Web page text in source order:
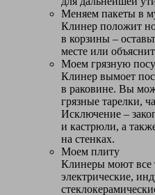
Меняем пакеты в
Клинер положит
в корзины –
месте или
Моем грязную
Клинер вымоет
в раковине. Вы
грязные тарелки,
Исключение –
и кастрюли, а
на стенках.
Моем плиту
Клинеры моют все
электрические,